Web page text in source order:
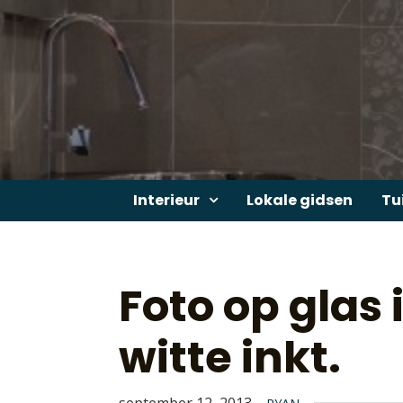
Skip
Interieur Lokale gidsen
Foto op
witte inkt.